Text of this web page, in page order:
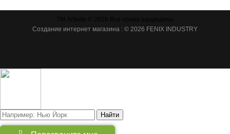
Создание интернет магазина : © 2026 FENIX INDUSTRY
Найти
Товаров: 0)